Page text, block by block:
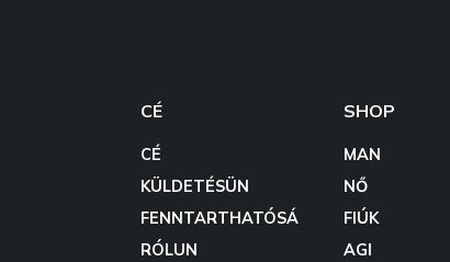
CÉ
CÉ
KÜLDETÉSÜN
FENNTARTHATÓSÁ
RÓLUN
SHOP
MAN
NŐ
FIÚK
AGI